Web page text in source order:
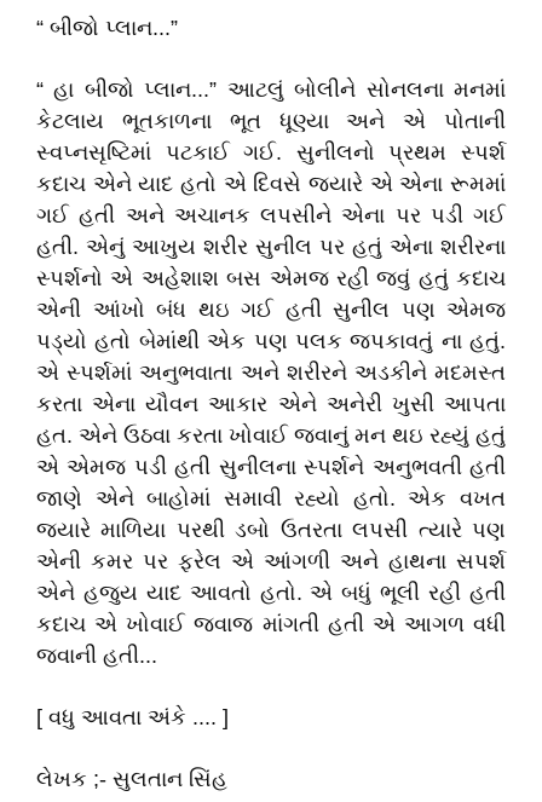
“ બીજો પ્લાન...”
“ હા બીજો પ્લાન...” આટલું બોલીને સોનલના મનમાં
કેટલાય ભૂતકાળના ભૂત ધૂણ્યા અને એ પોતાની
સ્વપ્નસૃષ્ટિમાં પટકાઈ ગઈ. સુનીલનો પ્રથમ સ્પર્શ
કદાચ એને યાદ હતો એ દિવસે જયારે એ એના રૂમમાં
ગઈ હતી અને અચાનક લપસીને એના પર પડી ગઈ
હતી. એનું આખુય શરીર સુનીલ પર હતું એના શરીરના
સ્પર્શનો એ અહેશાશ બસ એમજ રહી જવું હતું કદાચ
એની આંખો બંધ થઇ ગઈ હતી સુનીલ પણ એમજ
પડ્યો હતો બેમાંથી એક પણ પલક જપકાવતું ના હતું.
એ સ્પર્શમાં અનુભવાતા અને શરીરને અડકીને મદમસ્ત
કરતા એના યૌવન આકાર એને અનેરી ખુસી આપતા
હત. એને ઉઠવા કરતા ખોવાઈ જવાનું મન થઇ રહ્યું હતું
એ એમજ પડી હતી સુનીલના સ્પર્શને અનુભવતી હતી
જાણે એને બાહોમાં સમાવી રહ્યો હતો. એક વખત
જયારે માળિયા પરથી ડબો ઉતરતા લપસી ત્યારે પણ
એની કમર પર ફરેલ એ આંગળી અને હાથના સપર્શ
એને હજુય યાદ આવતો હતો. એ બધું ભૂલી રહી હતી
કદાચ એ ખોવાઈ જવાજ માંગતી હતી એ આગળ વધી
જવાની હતી...
[ વધુ આવતા અંકે .... ]
લેખક ;- સુલતાન સિંહ